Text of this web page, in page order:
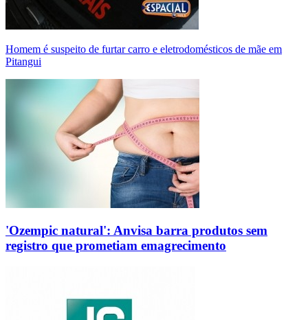
Homem é suspeito de furtar carro e eletrodomésticos de mãe em
Pitangui
'Ozempic natural': Anvisa barra produtos sem
registro que prometiam emagrecimento